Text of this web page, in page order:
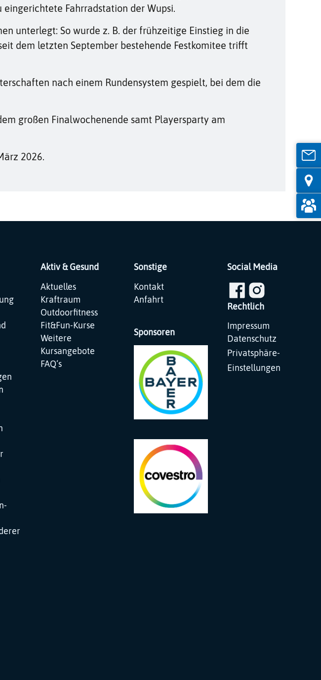
Fahrradstation der Wupsi.
unterlegt: So wurde z. B. der frühzeitige Einstieg in die
dem letzten September bestehende Festkomitee trifft
nach einem Rundensystem gespielt, bei dem die
großen Finalwochenende samt Playersparty am
2026.
Aktiv & Gesund
Navigation
überspringen
Aktuelles
Kraftraum
Outdoorfitness
Fit&Fun-Kurse
Weitere
Kursangebote
FAQ‘s
Sonstige
Navigation
überspringen
Kontakt
Anfahrt
Sponsoren
Social Media
Rechtlich
Navigation
überspringen
Impressum
Datenschutz
Privatsphäre-
Einstellungen